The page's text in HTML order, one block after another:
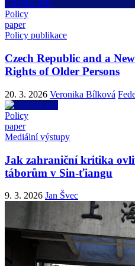
Policy
paper
Policy publikace
Czech Republic and a
Rights of Older Persons
20. 3. 2026 Veronika Bílková
Policy
paper
Mediální výstupy
Jak zahraniční kritika
táborům v Sin-ťiangu
9. 3. 2026 Jan Švec